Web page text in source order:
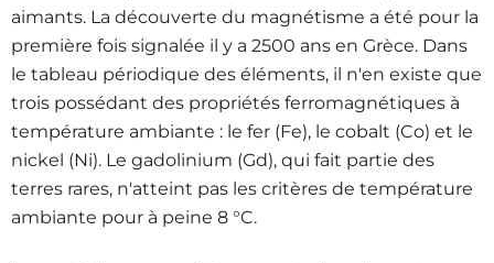
aimants. La découverte du magnétisme a été pour la
première fois signalée il y a 2500 ans en Grèce. Dans
le tableau périodique des éléments, il n'en existe que
trois possédant des propriétés ferromagnétiques à
température ambiante : le fer (Fe), le cobalt (Co) et le
nickel (Ni). Le gadolinium (Gd), qui fait partie des
terres rares, n'atteint pas les critères de température
ambiante pour à peine 8 °C.